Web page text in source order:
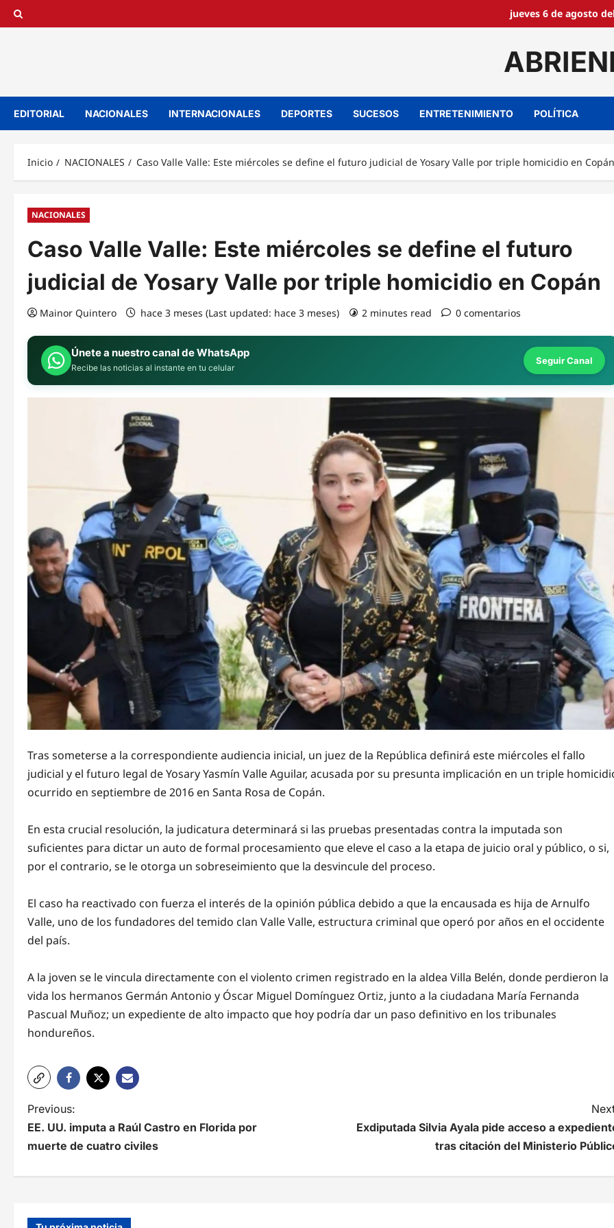
Saltar
jueves 6 de agosto
EDITORIAL NACIONALES INTERNACIONALES DEPORTES SUCESOS ENTRETENIMIENTO POLÍTICA
Inicio NACIONALES Caso Valle Valle: Este miércoles se define el futuro judicial de Yosary Valle por triple homicidio en Copán
NACIONALES
Caso Valle Valle: Este miércoles se define el futuro
judicial de Yosary Valle por triple homicidio en Copán
Mainor Quintero hace 3 meses (Last updated: hace 3 meses) 2 minutes read 0 comentarios
Únete a nuestro canal de WhatsApp
Recibe las noticias al instante en tu celular
Seguir Canal
Tras someterse a la correspondiente audiencia inicial, un juez de la República definirá este miércoles el fallo
judicial y el futuro legal de Yosary Yasmín Valle Aguilar, acusada por su presunta implicación en un triple
ocurrido en septiembre de 2016 en Santa Rosa de Copán.
En esta crucial resolución, la judicatura determinará si las pruebas presentadas contra la imputada son
suficientes para dictar un auto de formal procesamiento que eleve el caso a la etapa de juicio oral y público, o si,
por el contrario, se le otorga un sobreseimiento que la desvincule del proceso.
El caso ha reactivado con fuerza el interés de la opinión pública debido a que la encausada es hija de Arnulfo
Valle, uno de los fundadores del temido clan Valle Valle, estructura criminal que operó por años en el occidente
del país.
A la joven se le vincula directamente con el violento crimen registrado en la aldea Villa Belén, donde perdieron la
vida los hermanos Germán Antonio y Óscar Miguel Domínguez Ortiz, junto a la ciudadana María Fernanda
Pascual Muñoz; un expediente de alto impacto que hoy podría dar un paso definitivo en los tribunales
hondureños.
N
a
Previous:
EE. UU. imputa a Raúl Castro en Florida por
muerte de cuatro civiles
Exdiputada Silvia Ayala pide acceso a
tras citación del Ministerio